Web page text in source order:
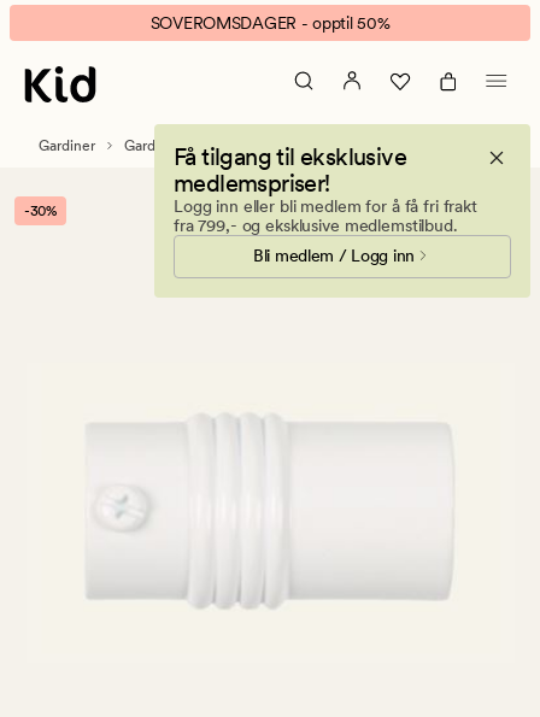
CYLINDER
endestykke
2pk
hvit
banner.
Klikk
ESCAPE
pause.
SOVEROMSDAGER - opptil 50%
Få tilgang til eksklusive
medlemspriser!
Logg inn eller bli medlem for å få fri frakt
fra 799,- og eksklusive medlemstilbud.
Bli medlem / Logg inn
Gardiner Gardintilbehør Gardinstenger & tilbehør
-30%